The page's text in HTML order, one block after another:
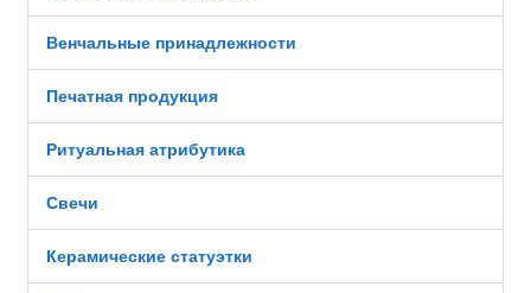
Венчальные принадлежности
Печатная продукция
Ритуальная атрибутика
Свечи
Керамические статуэтки